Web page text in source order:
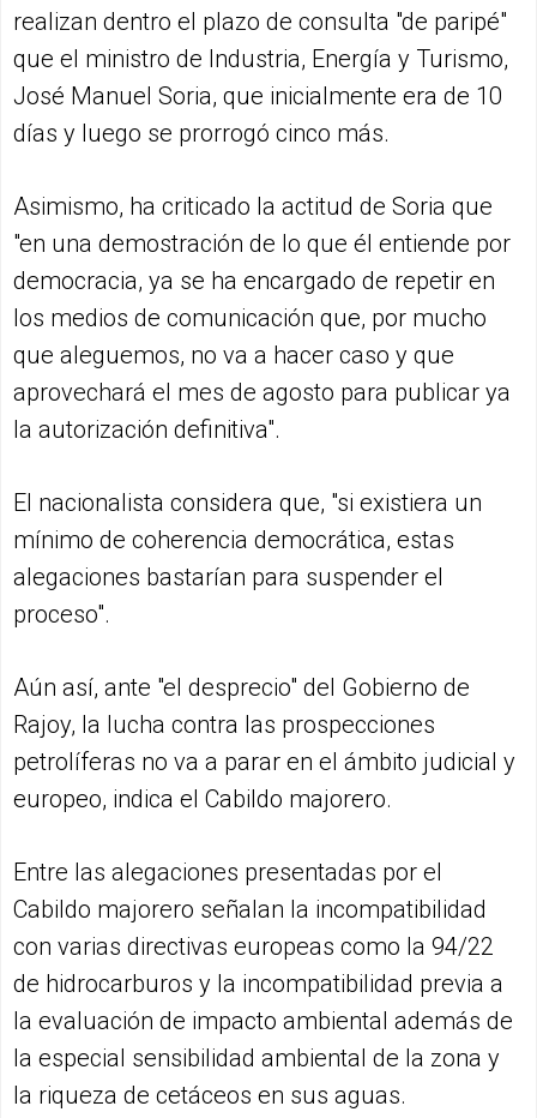
realizan dentro el plazo de consulta "de paripé"
que el ministro de Industria, Energía y Turismo,
José Manuel Soria, que inicialmente era de 10
días y luego se prorrogó cinco más.
Asimismo, ha criticado la actitud de Soria que
"en una demostración de lo que él entiende por
democracia, ya se ha encargado de repetir en
los medios de comunicación que, por mucho
que aleguemos, no va a hacer caso y que
aprovechará el mes de agosto para publicar ya
la autorización definitiva".
El nacionalista considera que, "si existiera un
mínimo de coherencia democrática, estas
alegaciones bastarían para suspender el
proceso".
Aún así, ante "el desprecio" del Gobierno de
Rajoy, la lucha contra las prospecciones
petrolíferas no va a parar en el ámbito judicial y
europeo, indica el Cabildo majorero.
Entre las alegaciones presentadas por el
Cabildo majorero señalan la incompatibilidad
con varias directivas europeas como la 94/22
de hidrocarburos y la incompatibilidad previa a
la evaluación de impacto ambiental además de
la especial sensibilidad ambiental de la zona y
la riqueza de cetáceos en sus aguas.